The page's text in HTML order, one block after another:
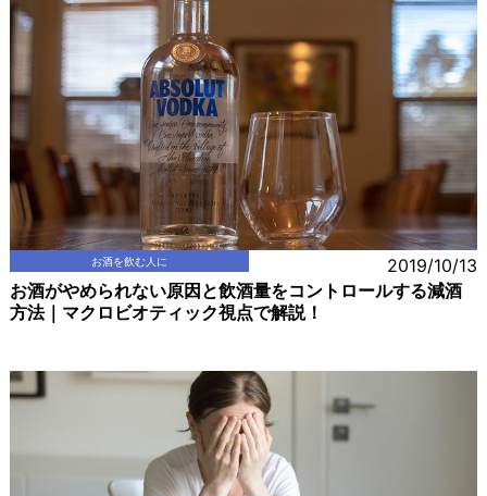
お酒を飲む人に 2019/10/13
お酒がやめられない原因と飲酒量をコントロールする減酒
方法｜マクロビオティック視点で解説！